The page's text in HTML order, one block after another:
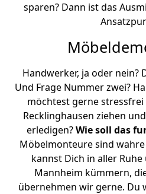
sparen? Dann ist das
Handwerker, ja oder nein?
Und Frage Nummer zwei?
möchtest gerne
Recklinghausen ziehen
erledigen?Wie soll das
Möbelmonteure sind
kannst Dich in aller
Mannheim kümmern,
übernehmen wir gerne. Du